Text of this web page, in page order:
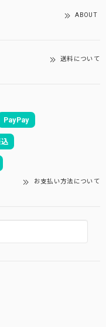
ABOUT
送料について
PayPay
お支払い方法について